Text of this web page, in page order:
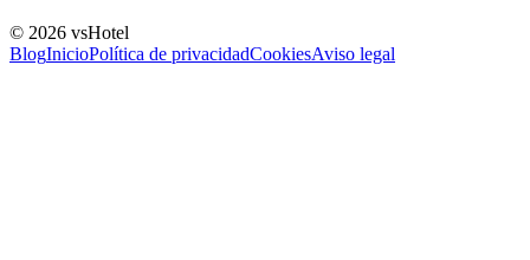
© 2026 vsHotel
BlogInicioPolítica de privacidadCookiesAviso legal